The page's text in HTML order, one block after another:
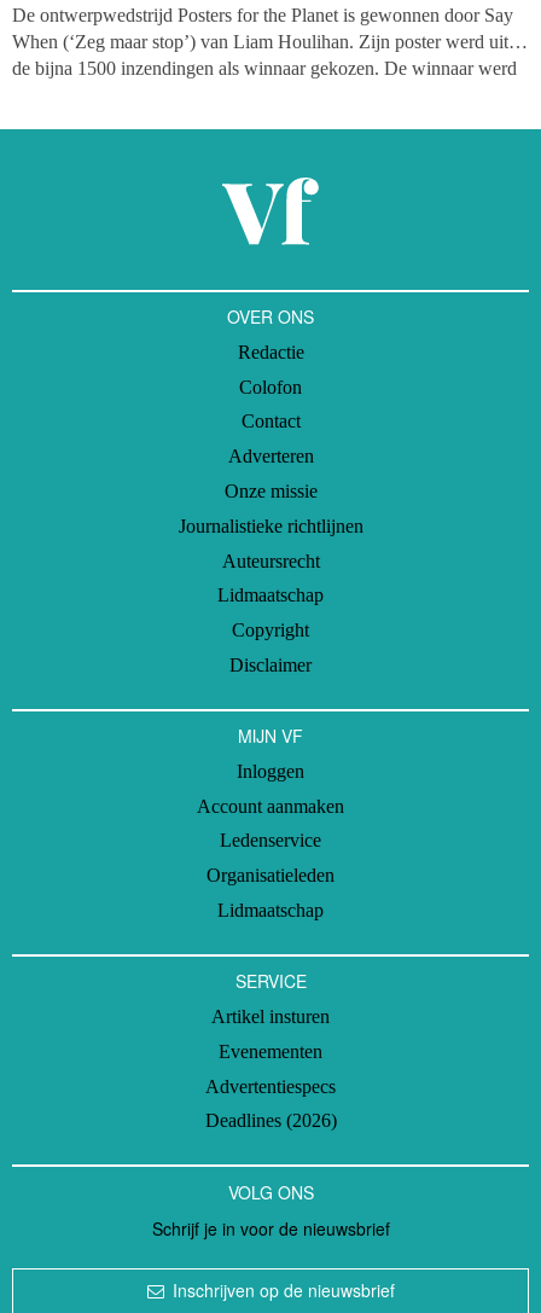
De ontwerpwedstrijd Posters for the Planet is gewonnen door Say
When (‘Zeg maar stop’) van Liam Houlihan. Zijn poster werd uit
de bijna 1500 inzendingen als winnaar gekozen. De winnaar werd
OVER ONS
Redactie
Colofon
Contact
Adverteren
Onze missie
Journalistieke richtlijnen
Auteursrecht
Lidmaatschap
Copyright
Disclaimer
MIJN VF
Inloggen
Account aanmaken
Ledenservice
Organisatieleden
Lidmaatschap
SERVICE
Artikel insturen
Evenementen
Advertentiespecs
Deadlines (2026)
VOLG ONS
Schrijf je in voor de nieuwsbrief
Inschrijven op de nieuwsbrief